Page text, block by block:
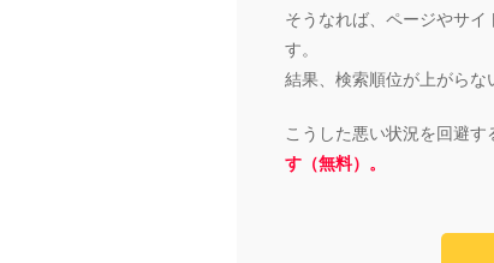
そうなれば、ページやサ
す。
結果、検索順位が上がらな
こうした悪い状況を回避す
す（無料）。